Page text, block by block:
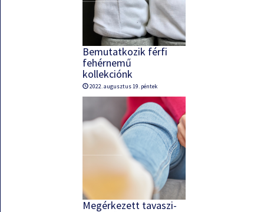
Bemutatkozik férfi
fehérnemű
kollekciónk
2022. augusztus 19. péntek
Megérkezett tavaszi-